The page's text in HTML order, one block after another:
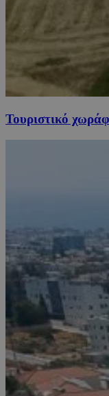
Τουριστικό